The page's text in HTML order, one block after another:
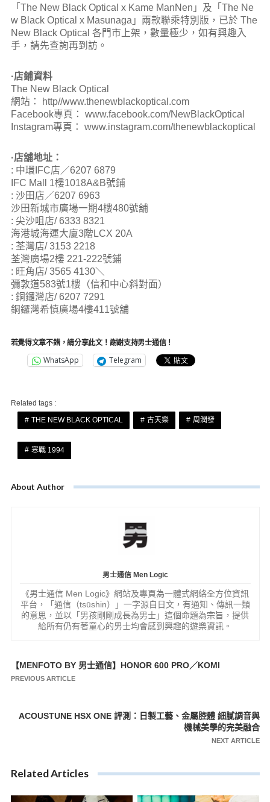
「The New Black Optical x Kame ManNen」及「The Ne
w Black Optical x Masunaga」兩款聯乘特別版，已於 The
New Black Optical 各門市上架，數量極少，如有興趣入
手，請先查詢再到訪。
·店鋪資料
The New Black Optical
網站：
http//www.thenewblackoptical.com
Facebook專⾴：
www.facebook.com/NewBlackOptical
Instagram專⾴： www.instagram.com/thenewblackoptical
·店舖地址：
: 中環 IFC店／6207 6879
IFC Mall 1樓1018A&B號鋪
: 沙田店／6207 6963
沙田新城市廣場一期4樓480號舖
: 尖沙咀店/ 6333 8321
海港城海運大廈3階LCX 20A
: 荃灣店/ 3153 2218
荃灣廣場2樓 221-222號鋪
: 旺⾓店/ 3565 4130＼
彌敦道583號1樓（信和中⼼斜對⾯）
: 銅鑼灣店/ 6207 7291
銅鑼灣希慎廣場4樓411號舖
若覺得文章不錯，請分享此文！謝謝支持男士通信！
WhatsApp Telegram
Related tags :
THE NEW BLACK OPTICAL
古天樂 周潤發
寒戰 1994
About Author
男士通信 Men Logic
《男士通信 Men Logic》網站及專頁為一體式網絡全方位資訊
平台，「通信（tsūshin）」一字源自日文，有通知、傳訊一類
的意思，並以「男孩剛剛成長為男士」這個命題為宗旨，提供
給所有仍有著童心的男士均會感到興趣的遊樂資訊。
文
覽
【MENFOTO BY 男士通信】HONOR 600 PRO／KOMI
PREVIOUS ARTICLE
ACOUSTUNE HSX ONE 評測：日製工藝、金屬腔體 細膩調音與
機械美學的完美融合
NEXT ARTICLE
Related Articles